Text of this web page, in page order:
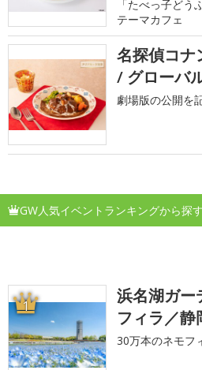
「たべっ子どう
テーマカフェ
名探偵コ
/ グローバ
劇場版の公開を
GW人気イベントランキングから探す
1
浜名湖ガー
フィラ／静
30万本のネモフ